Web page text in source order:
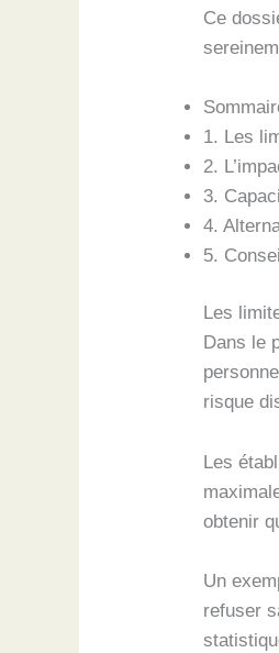
Ce
1. Les
2.
3.
4.
5.
Les
Dans le
risque
Les
obtenir
Un
refuser